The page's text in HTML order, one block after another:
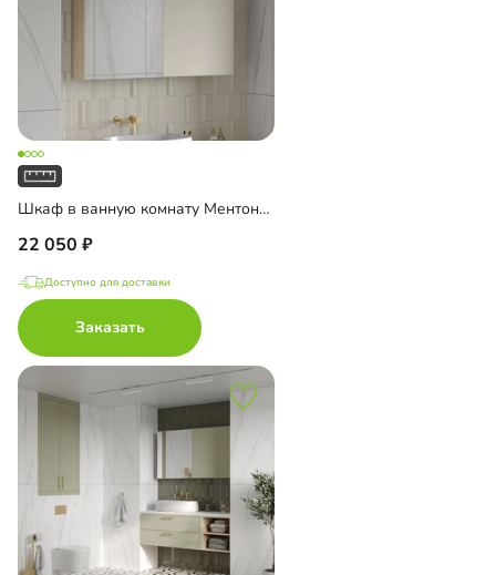
Шкаф в ванную комнату Ментон-2 подвесной с зеркалом
22 050
Доступно для доставки
Заказать